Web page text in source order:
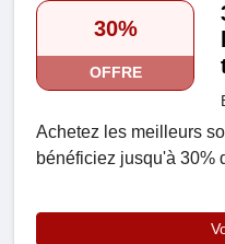
30%
OFFRE
Achetez les meilleurs
bénéficiez jusqu'à 30%